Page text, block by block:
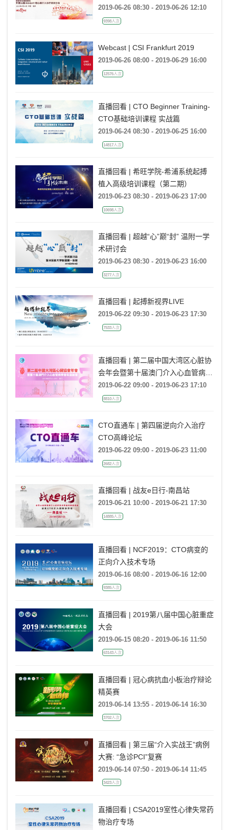
2019-06-26 08:30 - 2019-06-26 12:10
9398人次
Webcast | CSI Frankfurt 2019
2019-06-26 08:00 - 2019-06-29 16:00
12576人次
直播回看 | CTO Beginner Training-
CTO基础培训课程 实战篇
2019-06-24 08:30 - 2019-06-25 16:00
14817人次
直播回看 | 希旺学院-希浦系统起搏
植入高级培训课程（第二期）
2019-06-23 08:30 - 2019-06-23 17:00
10698人次
直播回看 | 超越“心”巅“封” 温附一学
术研讨会
2019-06-23 08:30 - 2019-06-23 16:00
3277人次
直播回看 | 起搏新视界LIVE
2019-06-22 09:30 - 2019-06-23 17:30
7533人次
直播回看 | 第二届中国大湾区心脏协
会年会暨第十届澳门介入心血管病学
会年度论坛
2019-06-22 09:00 - 2019-06-23 17:10
8810人次
CTO直通车 | 第四届逆向介入治疗
CTO高峰论坛
2019-06-22 09:00 - 2019-06-23 11:00
2682人次
直播回看 | 战友e日行-南昌站
2019-06-21 10:00 - 2019-06-21 17:30
14885人次
直播回看 | NCF2019：CTO病变的
正向介入技术专场
2019-06-16 08:00 - 2019-06-16 12:00
9385人次
直播回看 | 2019第八届中国心脏重症
大会
2019-06-15 08:20 - 2019-06-16 11:50
63143人次
直播回看 | 冠心病抗血小板治疗辩论
精英赛
2019-06-14 13:55 - 2019-06-14 16:30
3702人次
直播回看 | 第三届“介入实战王”病例
大赛: “急诊PCI”复赛
2019-06-14 07:50 - 2019-06-14 11:45
3423人次
直播回看 | CSA2019室性心律失常药
物治疗专场